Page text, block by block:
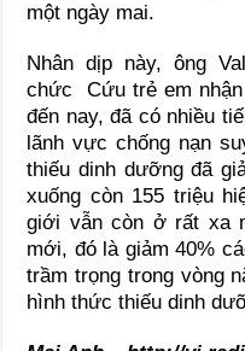
một ngày mai.
Nhân dịp này, ông
chức Cứu trẻ em nhận
đến nay, đã có nhiều
lãnh vực chống nạn
thiếu dinh dưỡng đã
xuống còn 155 triệu
giới vẫn còn ở rất xa
mới, đó là giảm 40%
trầm trọng trong vòng
hình thức thiếu dinh